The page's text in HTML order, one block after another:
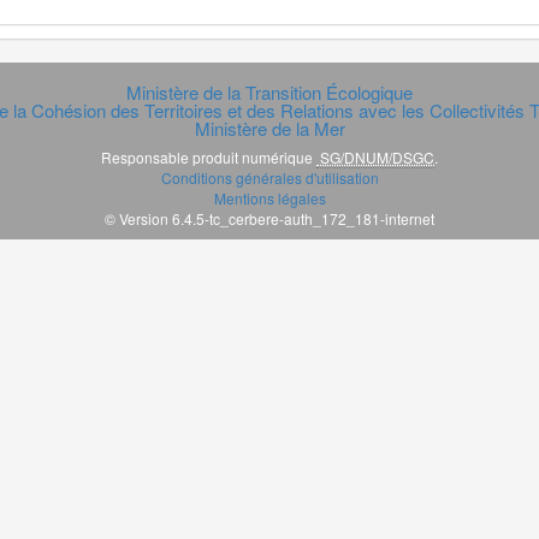
Ministère de la Transition Écologique
la Cohésion des Territoires et des Relations avec les Collectivités
Ministère de la Mer
Responsable produit numérique SG/DNUM/DSGC
Conditions générales d'utilisation
Mentions légales
© Version 6.4.5-tc_cerbere-auth_172_181-internet